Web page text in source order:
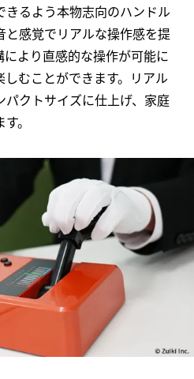
きるよう本物志向のハンドル
感覚でリアルな操作感を提
より直感的な操作が可能に
むことができます。リアル
クトサイズに仕上げ、家庭
。